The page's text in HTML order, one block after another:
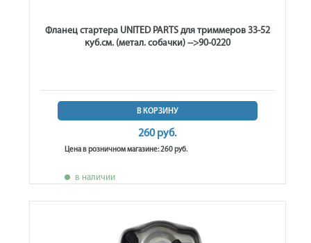
Фланец стартера UNITED PARTS для триммеров 33-52
куб.см. (метал. собачки) -->90-0220
В КОРЗИНУ
260 руб.
Цена в розничном магазине: 260 руб.
в наличии